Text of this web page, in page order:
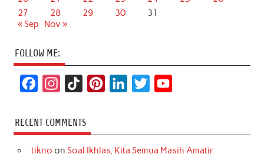
27
28 29 30
31
« Sep
Nov »
FOLLOW ME:
c
e
s
t
k
T
t
k
t
T
RECENT COMMENTS
tikno on Soal Ikhlas, Kita Semua Masih Amatir